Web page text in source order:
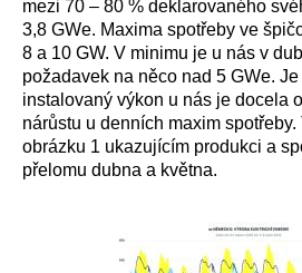
mezi 70 – 80 % deklarovaného
3,8 GWe. Maxima spotřeby ve
8 a 10 GW. V minimu je u nás v
požadavek na něco nad 5 GWe.
instalovaný výkon u nás je docela
nárůstu u denních maxim spotřeby.
obrázku 1 ukazujícím produkci a
přelomu dubna a května.